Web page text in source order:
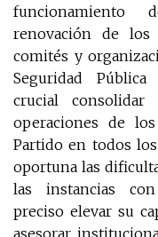
funcionamiento
renovación de
comités y
Seguridad Pública
crucial
operaciones de
Partido en todos
oportuna las
las instancias con
preciso elevar su